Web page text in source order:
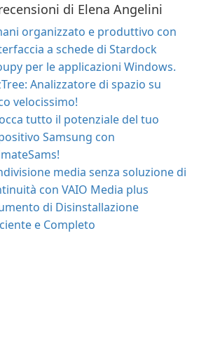
di Elena Angelini
organizzato e produttivo con
a schede di Stardock
per le applicazioni Windows.
Analizzatore di spazio su
velocissimo!
tutto il potenziale del tuo
Samsung con
media senza soluzione di
con VAIO Media plus
di Disinstallazione
e Completo